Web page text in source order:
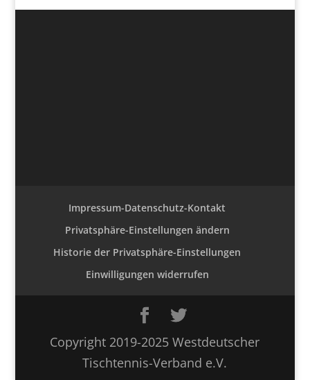
Impressum-Datenschutz-Kontakt
Privatsphäre-Einstellungen ändern
Historie der Privatsphäre-Einstellungen
Einwilligungen widerrufen
Copyright 2019-2025 Westdeutscher
Tischtennis-Verband e.V.